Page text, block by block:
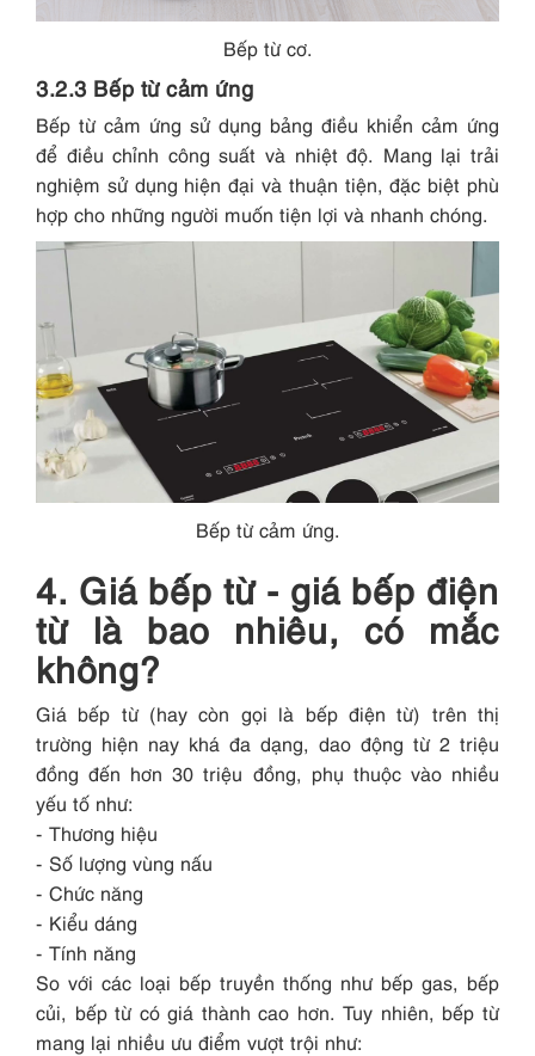
Bếp từ cơ.
3.2.3 Bếp từ cảm ứng
Bếp từ cảm ứng sử dụng bảng điều khiển cảm ứng
để điều chỉnh công suất và nhiệt độ. Mang lại trải
nghiệm sử dụng hiện đại và thuận tiện, đặc biệt phù
hợp cho những người muốn tiện lợi và nhanh chóng.
Bếp từ cảm ứng.
4. Giá bếp từ - giá bếp điện
từ là bao nhiêu, có mắc
không?
Giá bếp từ (hay còn gọi là bếp điện từ) trên thị
trường hiện nay khá đa dạng, dao động từ 2 triệu
đồng đến hơn 30 triệu đồng, phụ thuộc vào nhiều
yếu tố như:
- Thương hiệu
- Số lượng vùng nấu
- Chức năng
- Kiểu dáng
- Tính năng
So với các loại bếp truyền thống như bếp gas, bếp
củi, bếp từ có giá thành cao hơn. Tuy nhiên, bếp từ
mang lại nhiều ưu điểm vượt trội như: